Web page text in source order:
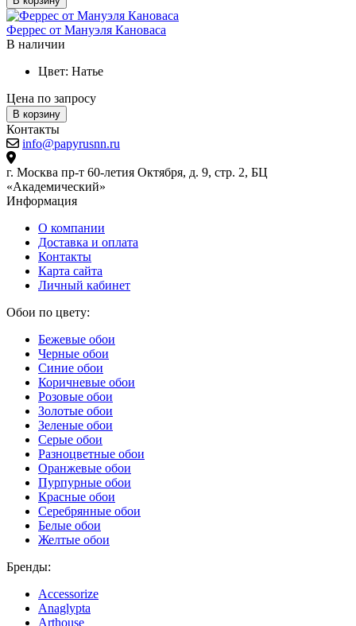
Феррес от Мануэля Кановаса
В наличии
Цвет: Натье
Цена по запросу
В корзину
Контакты
info@papyrusnn.ru
г. Москва пр-т 60-летия Октября, д. 9, стр. 2, БЦ
«Академический»
Информация
О компании
Доставка и оплата
Контакты
Карта сайта
Личный кабинет
Обои по цвету:
Бежевые обои
Черные обои
Синие обои
Коричневые обои
Розовые обои
Золотые обои
Зеленые обои
Серые обои
Разноцветные обои
Оранжевые обои
Пурпурные обои
Красные обои
Серебрянные обои
Белые обои
Желтые обои
Бренды:
Accessorize
Anaglypta
Arthouse